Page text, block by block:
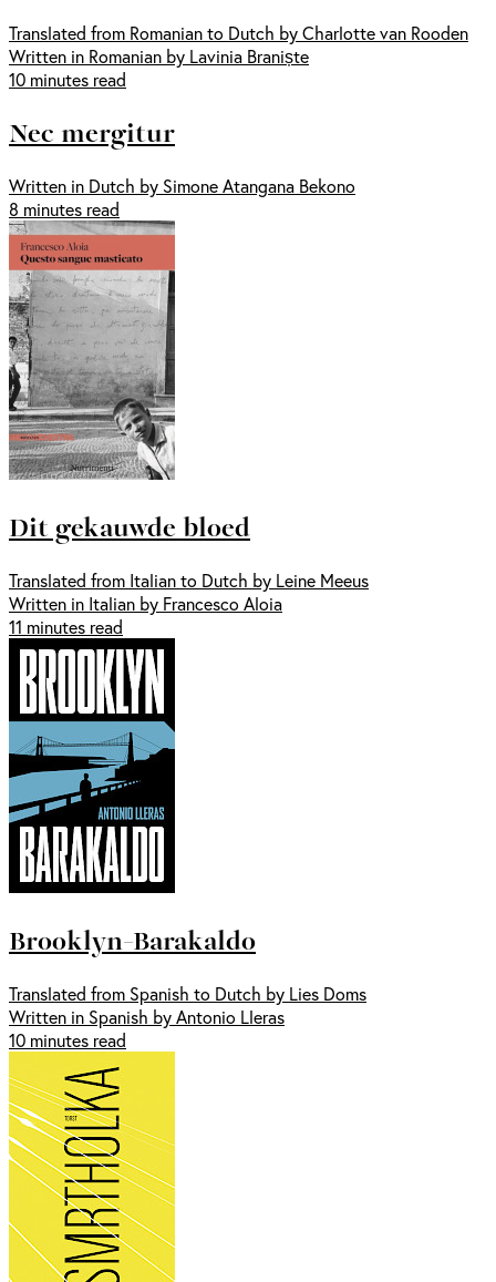
Translated from Romanian to Dutch by Charlotte van Rooden
Written in Romanian by Lavinia Braniște
10 minutes read
Nec mergitur
Written in Dutch by Simone Atangana Bekono
8 minutes read
Dit gekauwde bloed
Translated from Italian to Dutch by Leine Meeus
Written in Italian by Francesco Aloia
11 minutes read
Brooklyn-Barakaldo
Translated from Spanish to Dutch by Lies Doms
Written in Spanish by Antonio Lleras
10 minutes read